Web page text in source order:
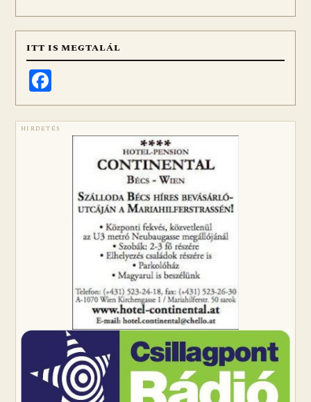
ITT IS MEGTALÁL
HIRDETÉS